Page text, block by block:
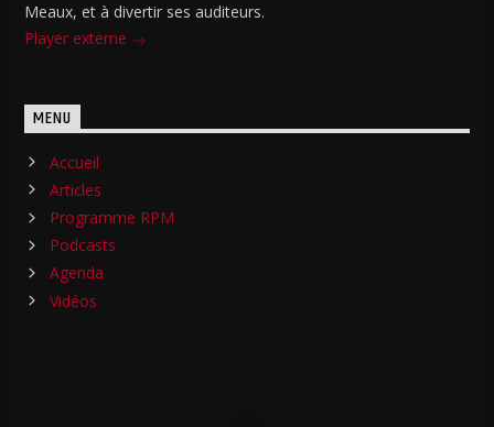
Meaux, et à divertir ses auditeurs.
Player externe
MENU
Accueil
Articles
Programme RPM
Podcasts
Agenda
Vidéos